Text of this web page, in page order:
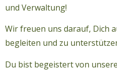
und Verwaltung!
Wir freuen uns darauf, Dich
begleiten und zu
Du bist begeistert von